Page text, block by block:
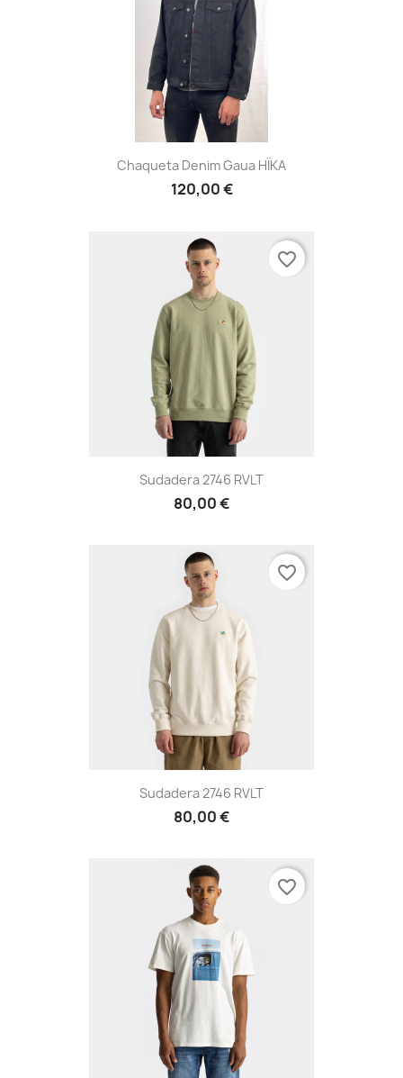
Chaqueta Denim Gaua HÏKA
120,00 €
Sudadera 2746 RVLT
80,00 €
favorite_border
Sudadera 2746 RVLT
80,00 €
favorite_border
favorite_border